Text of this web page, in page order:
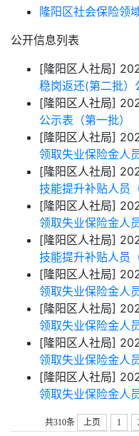
隆阳区社会保险领
公开信息列表
[隆阳区人社局]
稳岗返还(第二批）
[隆阳区人社局]
公示表（第一批）
[隆阳区人社局]
领取失业保险金人
[隆阳区人社局]
技能提升补贴人员
[隆阳区人社局]
领取失业保险金人
[隆阳区人社局]
技能提升补贴人员
[隆阳区人社局]
领取失业保险金人
[隆阳区人社局]
领取失业保险金人
[隆阳区人社局]
领取失业保险金人
[隆阳区人社局]
领取失业保险金人
共310条 上页 1